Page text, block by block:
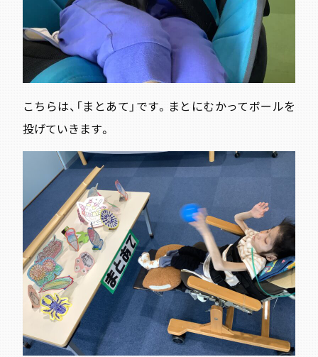
こちらは、「まとあて」です。まとにむかってボールを
投げていきます。